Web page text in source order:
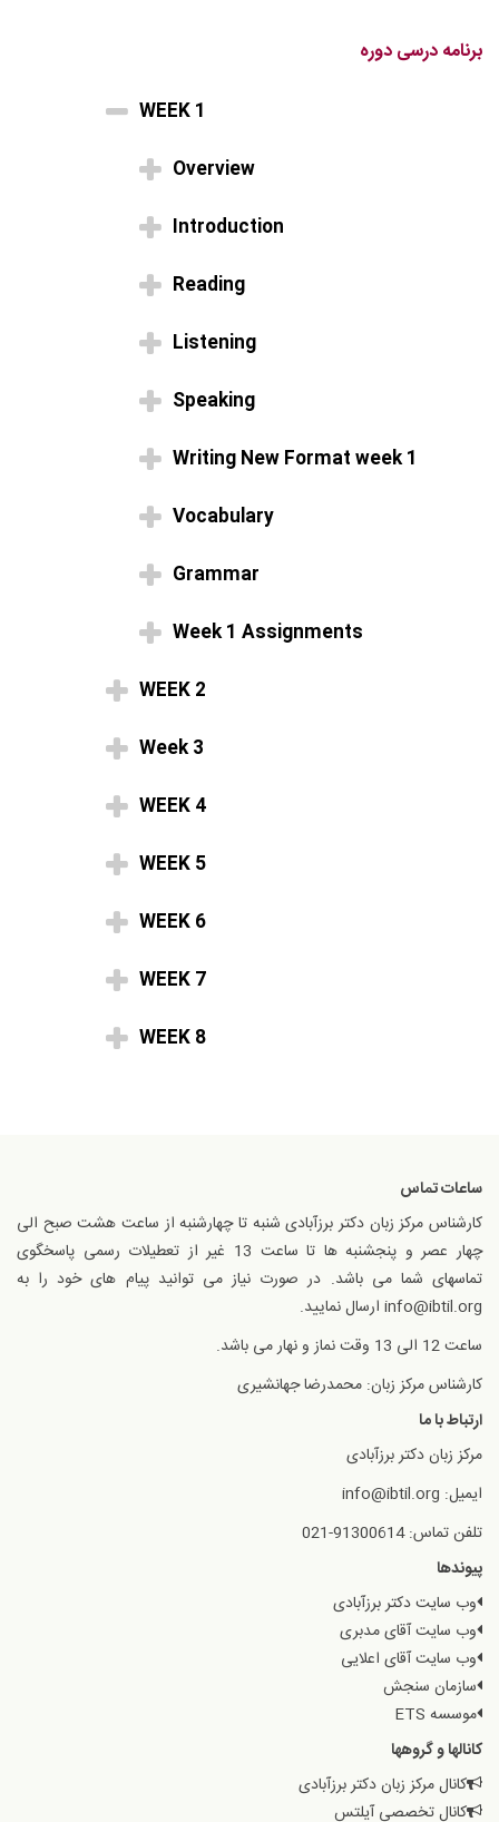
برنامه درسی دوره
WEEK 1
Overview
Introduction
Reading
Listening
Speaking
Writing New Format week 1
Vocabulary
Grammar
Week 1 Assignments
WEEK 2
Week 3
WEEK 4
WEEK 5
WEEK 6
WEEK 7
WEEK 8
ساعات تماس
کارشناس مرکز زبان دکتر برزآبادی شنبه تا چهارشنبه از ساعت هشت صبح الی
چهار عصر و پنجشنبه ها تا ساعت 13 غیر از تعطیلات رسمی پاسخگوی
تماسهای شما می باشد. در صورت نیاز می توانید پیام های خود را به
info@ibtil.org ارسال نمایید.
ساعت 12 الی 13 وقت نماز و نهار می باشد.
کارشناس مرکز زبان: محمدرضا جهانشیری
ارتباط با ما
مرکز زبان دکتر برزآبادی
ایمیل: info@ibtil.org
تلفن تماس: 91300614-021
پیوندها
وب سایت دکتر برزآبادی
وب سایت آقای مدبری
وب سایت آقای اعلایی
سازمان سنجش
موسسه ETS
کانالها و گروهها
کانال مرکز زبان دکتر برزآبادی
کانال تخصصی آیلتس